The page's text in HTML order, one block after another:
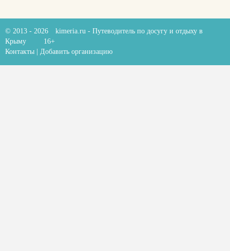
© 2013 - 2026 kimeria.ru - Путеводитель по досугу и отдыху в
Крыму
16+
Контакты
Добавить организацию